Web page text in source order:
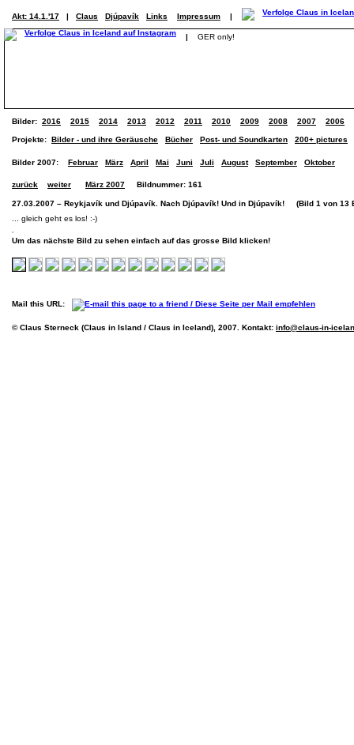
Akt: 14.1.'17 | Claus Djúpavík Links Impressum |
| GER only!
Bilder: 2016 2015 2014 2013 2012 2011 2010 2009 2008 2007 2006
Projekte: Bilder - und ihre Geräusche Bücher Post- und Soundkarten 200+ pictures
Bilder 2007: Februar März April Mai Juni Juli August September Oktober
zurück weiter März 2007 Bildnummer: 161
27.03.2007 – Reykjavík und Djúpavík. Nach Djúpavík! Und in Djúpavík! (Bild 1 von 13
... gleich geht es los! :-)
Um das nächste Bild zu sehen einfach auf das grosse Bild klicken!
Mail this URL:
© Claus Sterneck (Claus in Island / Claus in Iceland), 2007. Kontakt: info@claus-in-